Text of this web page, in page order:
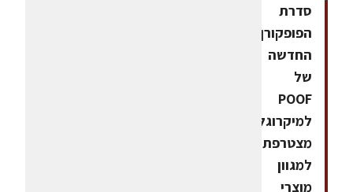
סדרת
הפופקורן
החדשה
של
POOF
למיקרוגל
מצטרפת
למגוון
מוצרי